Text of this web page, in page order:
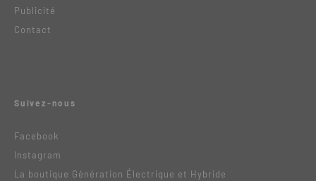
Publicité
Contact
Suivez-nous
Facebook
Instagram
La boutique Génération Électrique et Hybride